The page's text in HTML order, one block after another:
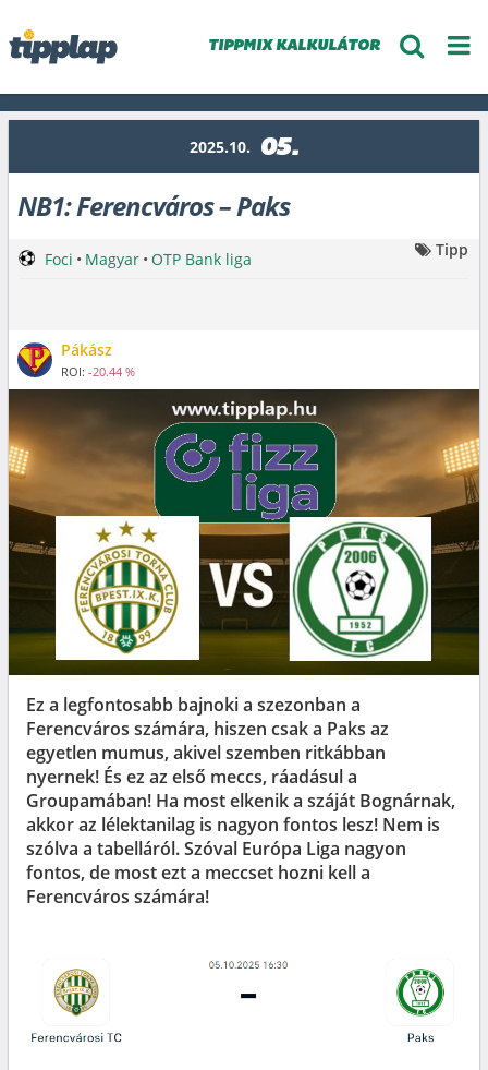
TIPPMIX KALKULÁTOR
2025.10. 05.
NB1: Ferencváros – Paks
Pákász
ROI: -20.44 %
Foci • Magyar • OTP Bank liga Tipp
Ez a legfontosabb bajnoki a szezonban a
Ferencváros számára, hiszen csak a Paks az
egyetlen mumus, akivel szemben ritkábban
nyernek! És ez az első meccs, ráadásul a
Groupamában! Ha most elkenik a száját Bognárnak,
akkor az lélektanilag is nagyon fontos lesz! Nem is
szólva a tabelláról. Szóval Európa Liga nagyon
fontos, de most ezt a meccset hozni kell a
Ferencváros számára!